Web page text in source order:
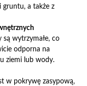
gruntu, a także z
wytrzymałe, co
odporna na
ziemi lub wody.
w pokrywę zasypową,